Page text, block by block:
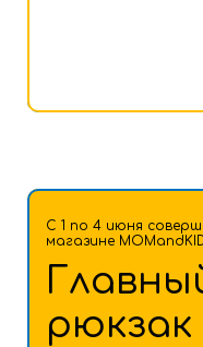
С 1 по 4 июня
магазине